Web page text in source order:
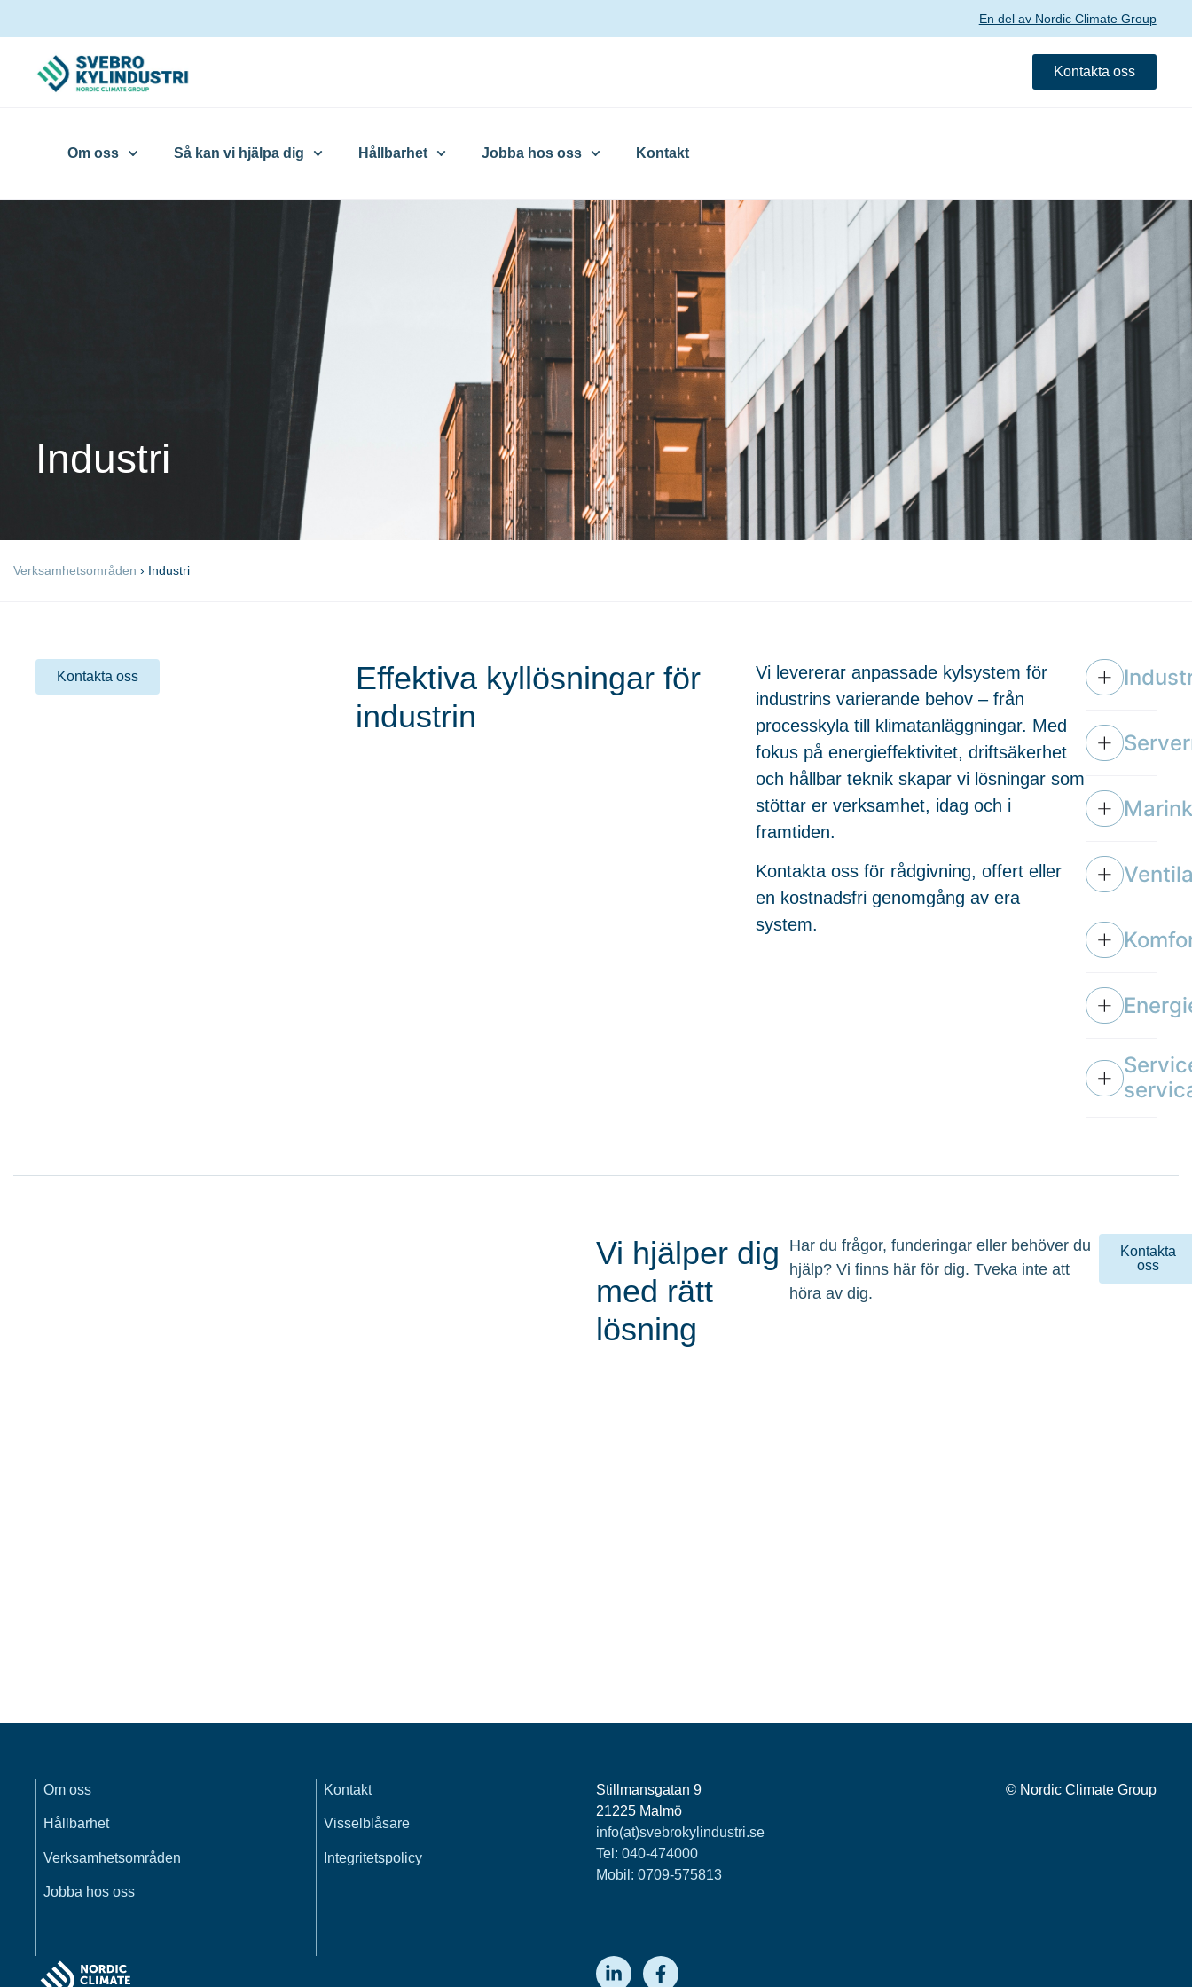
En del av Nordic Climate Group
Kontakta oss
Om oss Så kan vi hjälpa dig Hållbarhet Jobba hos oss Kontakt
Industri
Verksamhetsområden › Industri
Kontakta oss
Effektiva kyllösningar för
industrin
Vi levererar anpassade kylsystem för
industrins varierande behov – från
processkyla till klimatanläggningar. Med
fokus på energieffektivitet, driftsäkerhet
och hållbar teknik skapar vi lösningar som
stöttar er verksamhet, idag och i
framtiden.
Kontakta oss för rådgivning, offert eller
en kostnadsfri genomgång av era
system.
Vi hjälper dig
med rätt
lösning
Har du frågor, funderingar eller behöver du
hjälp? Vi finns här för dig. Tveka inte att
höra av dig.
Kontakta
oss
Om oss
Hållbarhet
Verksamhetsområden
Jobba hos oss
Kontakt
Visselblåsare
Integritetspolicy
Stillmansgatan 9
21225 Malmö
info(at)svebrokylindustri.se
Tel: 040-474000
Mobil: 0709-575813
© Nordic Climate Group